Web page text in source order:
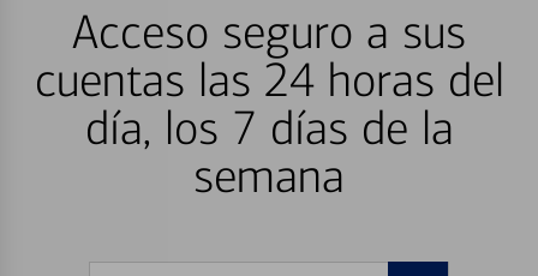
Acceso seguro a sus
cuentas las 24 horas del
día, los 7 días de la
semana